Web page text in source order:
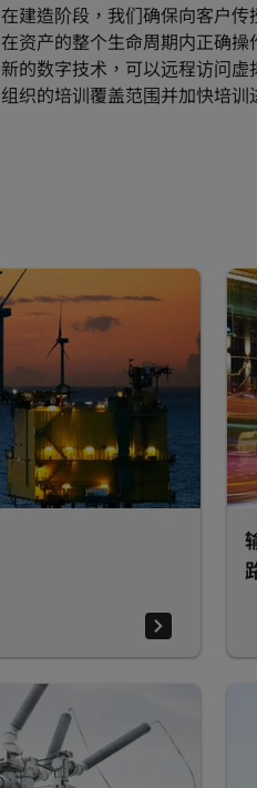
在建造阶段，我们确保向客户
在资产的整个生命周期内正确操
新的数字技术，可以远程访问虚
组织的培训覆盖范围并加快培训